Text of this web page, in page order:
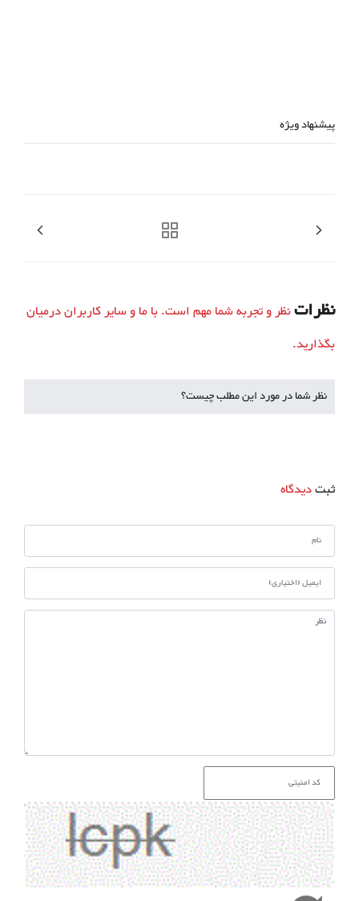
پیشنهاد ویژه
نظراتنظر و تجربه شما مهم است. با ما و سایر کاربران درمیان
بگذارید.
نظر شما در مورد این مطلب چیست؟
ثبتدیدگاه